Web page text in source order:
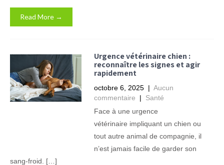
Read More →
Urgence vétérinaire chien :
reconnaître les signes et agir
rapidement
octobre 6, 2025 | Aucun
commentaire
| Santé
Face à une urgence
vétérinaire impliquant un chien ou
tout autre animal de compagnie, il
n’est jamais facile de garder son
sang-froid. […]